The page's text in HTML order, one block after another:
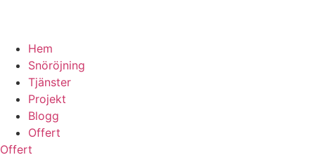
Hem
Snöröjning
Tjänster
Projekt
Blogg
Offert
Offert